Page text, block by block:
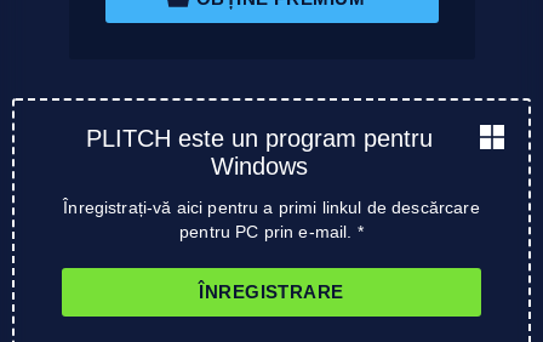
PLITCH este un program pentru
Windows
Înregistrați-vă aici pentru a primi linkul de descărcare
pentru PC prin e-mail. *
ÎNREGISTRARE